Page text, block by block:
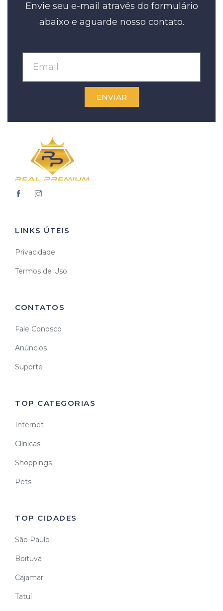
Envie seu e-mail através do formulário
abaixo e aguarde nosso contato.
ENVIAR
LINKS ÚTEIS
Privacidade
Termos de Uso
CONTATOS
Fale Conosco
Anúncios
Suporte
TOP CATEGORIAS
Internet
Clínicas
Shoppings
Pets
TOP CIDADES
São Paulo
Boituva
Cajamar
Tatuí